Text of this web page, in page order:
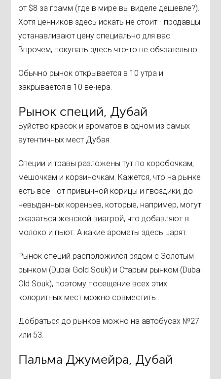
от $8 за грамм (где в мире вы виделе дешевле?).
Хотя ценников здесь искать не стоит - продавцы
устанавливают цену специально для вас.
Впрочем, покупать здесь что-то не обязательно.
Обычно рынок открывается в 10 утра и
закрывается в 10 вечера.
Рынок специй, Дубай
Буйство красок и ароматов в одном из самых
аутентичных мест Дубая.
Специи и травы разложены тут по коробочкам,
мешочкам и корзиночкам. Кажется, что на рынке
есть все - от привычной корицы и гвоздики, до
невыданных кореньев, которые, например, могут
оказаться женской виагрой, что добавляют в
молоко и пьют. А какие ароматы здесь царят.
Рынок специй расположился рядом с Золотым
рынком (Dubai Gold Souk) и Старым рынком (Dubai
Old Souk), поэтому посещение всех этих
колоритных мест можно совместить.
Добраться до рынков можно на автобусах №27
или 53.
Пальма Джумейра, Дубай